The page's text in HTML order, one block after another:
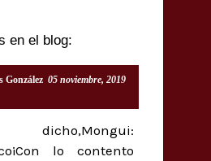
en el blog:
González 05 noviembre, 2019
lo contento